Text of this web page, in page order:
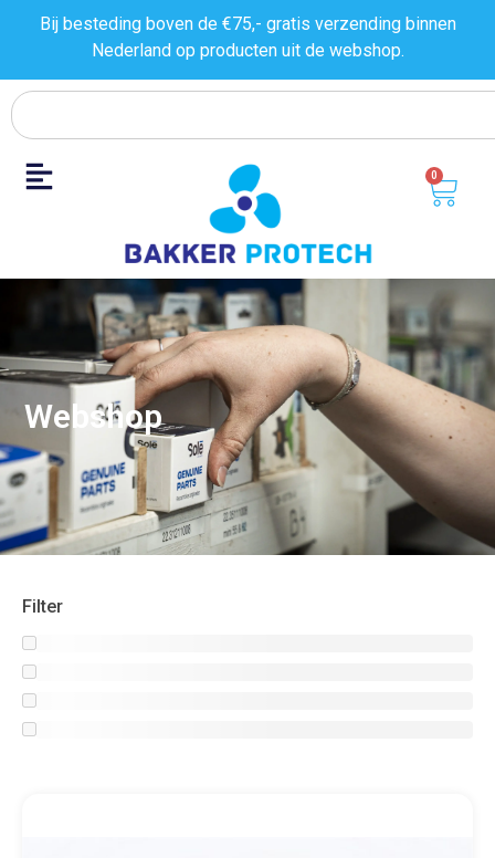
Bij besteding boven de €75,- gratis verzending binnen
Nederland op producten uit de webshop.
0
Webshop
Filter